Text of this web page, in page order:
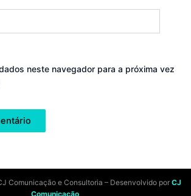
neste navegador para a próxima vez
Comunicação e Consultoria – Desenvolvido por CJ
Comunicação